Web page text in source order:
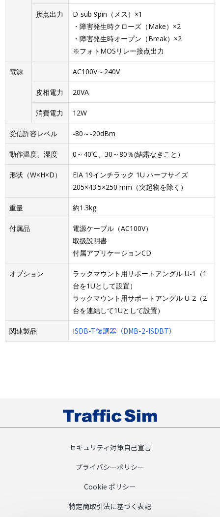
接点出力
D-sub 9pin（メス）×1
・障害発生時クローズ（Make）×2
・障害発生時オープン（Break）×2
※フォトMOSリレー接点出力
電源 AC100V～240V
皮相電力 20VA
消費電力 12W
受信許容レベル -80～-20dBm
動作温度、湿度 0～40℃、30～80％(結露なきこと）
形状（W×H×D）
EIA 19インチラック 1U ハーフサイズ
205×43.5×250 mm（突起物を除く）
重量 約1.3kg
付属品
電源ケーブル（AC100V）
取扱説明書
付属アプリケーションCD
オプション
ラックマウント用サポートアングル U-1（1
台を1Uとして設置）
ラックマウント用サポートアングル U-2（2
台を連結して1Uとして設置）
関連製品 ISDB-T復調器（DMB-2-ISDBT）
セキュリティ対策自己宣言
プライバシーポリシー
Cookie ポリシー
特定商取引法に基づく表記